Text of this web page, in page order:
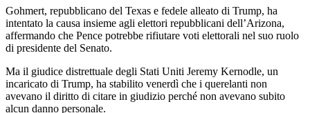
Gohmert, repubblicano del Texas e fedele alleato di Trump, ha
intentato la causa insieme agli elettori repubblicani dell’Arizona,
affermando che Pence potrebbe rifiutare voti elettorali nel suo ruolo
di presidente del Senato.
Ma il giudice distrettuale degli Stati Uniti Jeremy Kernodle, un
incaricato di Trump, ha stabilito venerdì che i querelanti non
avevano il diritto di citare in giudizio perché non avevano subito
alcun danno personale.